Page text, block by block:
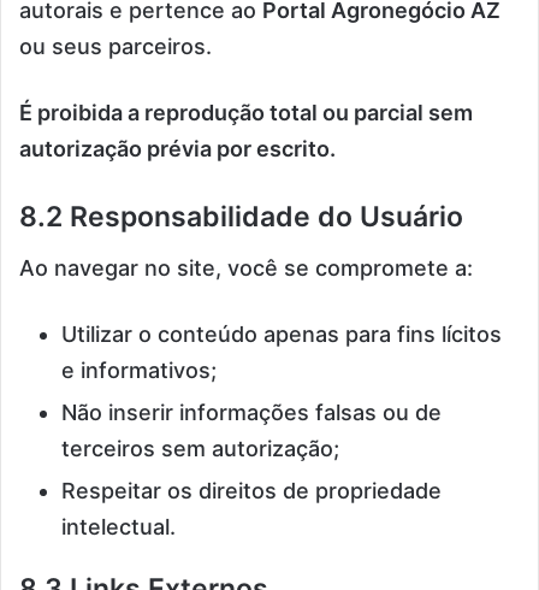
autorais e pertence ao Portal Agronegócio AZ
ou seus parceiros.
É proibida a reprodução total ou parcial sem
autorização prévia por escrito.
8.2 Responsabilidade do Usuário
Ao navegar no site, você se compromete a:
Utilizar o conteúdo apenas para fins lícitos
e informativos;
Não inserir informações falsas ou de
terceiros sem autorização;
Respeitar os direitos de propriedade
intelectual.